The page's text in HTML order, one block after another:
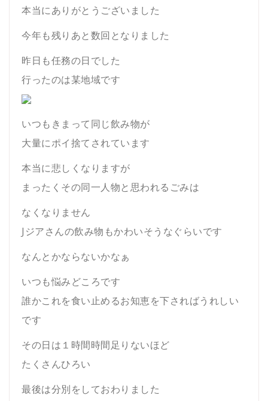
本当にありがとうございました
今年も残りあと数回となりました
昨日も任務の日でした
行ったのは某地域です
いつもきまって同じ飲み物が
大量にポイ捨てされています
本当に悲しくなりますが
まったくその同一人物と思われるごみは
なくなりません
Jジアさんの飲み物もかわいそうなぐらいです
なんとかならないかなぁ
いつも悩みどころです
誰かこれを食い止めるお知恵を下さればうれしい
です
その日は１時間時間足りないほど
たくさんひろい
最後は分別をしておわりました